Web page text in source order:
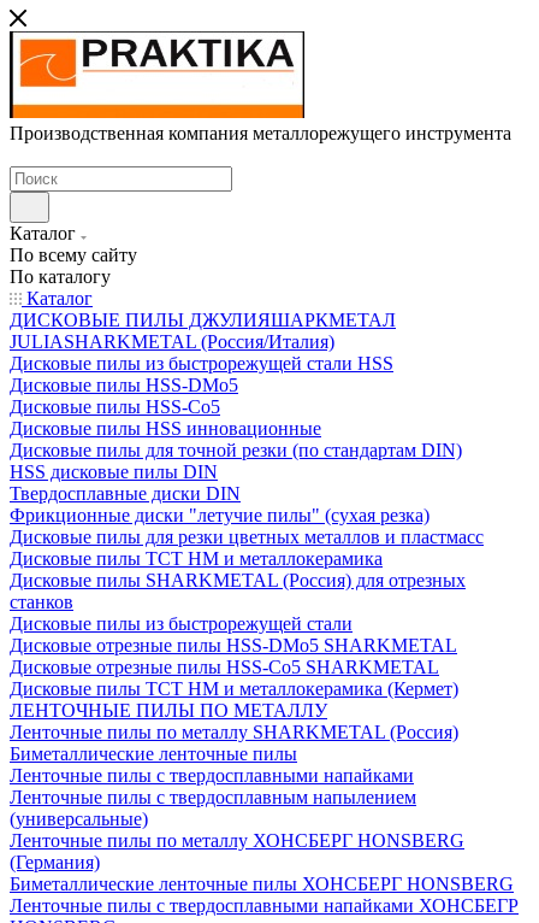
Производственная компания металлорежущего инструмента
Каталог
По всему сайту
По каталогу
Каталог
ДИСКОВЫЕ ПИЛЫ ДЖУЛИЯШАРКМЕТАЛ
JULIASHARKMETAL (Россия/Италия)
Дисковые пилы из быстрорежущей стали HSS
Дисковые пилы HSS-DMo5
Дисковые пилы HSS-Co5
Дисковые пилы HSS инновационные
Дисковые пилы для точной резки (по стандартам DIN)
HSS дисковые пилы DIN
Твердосплавные диски DIN
Фрикционные диски "летучие пилы" (сухая резка)
Дисковые пилы для резки цветных металлов и пластмасс
Дисковые пилы ТСТ НМ и металлокерамика
Дисковые пилы SHARKMETAL (Россия) для отрезных
станков
Дисковые пилы из быстрорежущей стали
Дисковые отрезные пилы HSS-DMo5 SHARKMETAL
Дисковые отрезные пилы HSS-Co5 SHARKMETAL
Дисковые пилы ТСТ НМ и металлокерамика (Кермет)
ЛЕНТОЧНЫЕ ПИЛЫ ПО МЕТАЛЛУ
Ленточные пилы по металлу SHARKMETAL (Россия)
Биметаллические ленточные пилы
Ленточные пилы с твердосплавными напайками
Ленточные пилы с твердосплавным напылением
(универсальные)
Ленточные пилы по металлу ХОНСБЕРГ HONSBERG
(Германия)
Биметаллические ленточные пилы ХОНСБЕРГ HONSBERG
Ленточные пилы с твердосплавными напайками ХОНСБЕГР